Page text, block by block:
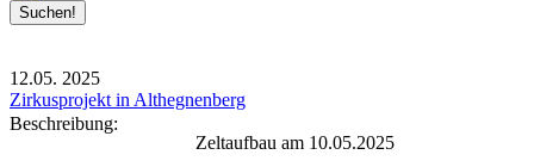
12.05. 2025
Zirkusprojekt in Althegnenberg
Beschreibung:
Zeltaufbau am 10.05.2025